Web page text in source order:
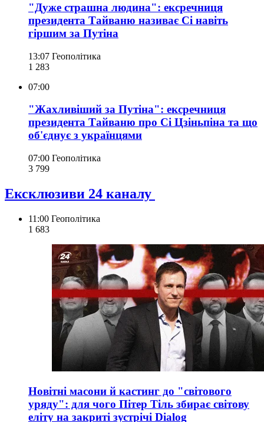
"Дуже страшна людина": ексречниця
президента Тайваню називає Сі навіть
гіршим за Путіна
13:07 Геополітика
1 283
07:00
"Жахливіший за Путіна": ексречниця
президента Тайваню про Сі Цзіньпіна та що
об'єднує з українцями
07:00 Геополітика
3 799
Ексклюзиви 24 каналу
11:00 Геополітика
1 683
Новітні масони й кастинг до "світового
уряду": для чого Пітер Тіль збирає світову
еліту на закриті зустрічі Dialog